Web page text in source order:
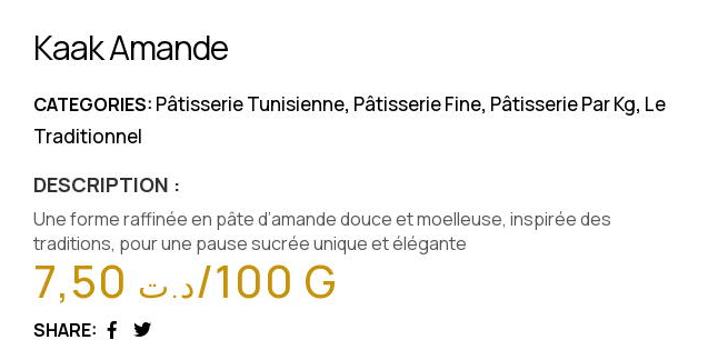
Kaak Amande
CATEGORIES: Pâtisserie Tunisienne, Pâtisserie Fine, Pâtisserie Par Kg, Le
Traditionnel
DESCRIPTION :
Une forme raffinée en pâte d’amande douce et moelleuse, inspirée des
traditions, pour une pause sucrée unique et élégante
د.ت/100 G
SHARE: